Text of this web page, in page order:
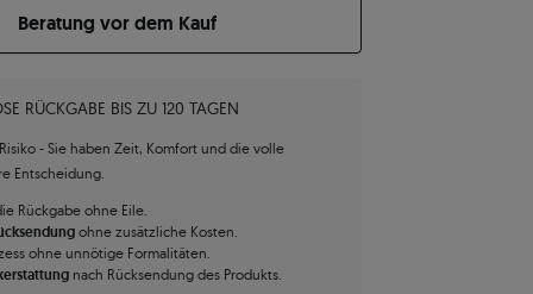
Beratung vor dem Kauf
RÜCKGABE BIS ZU 120 TAGEN
- Sie haben Zeit, Komfort und die volle
Entscheidung.
Rückgabe ohne Eile.
ohne zusätzliche Kosten.
ohne unnötige Formalitäten.
nach Rücksendung des Produkts.